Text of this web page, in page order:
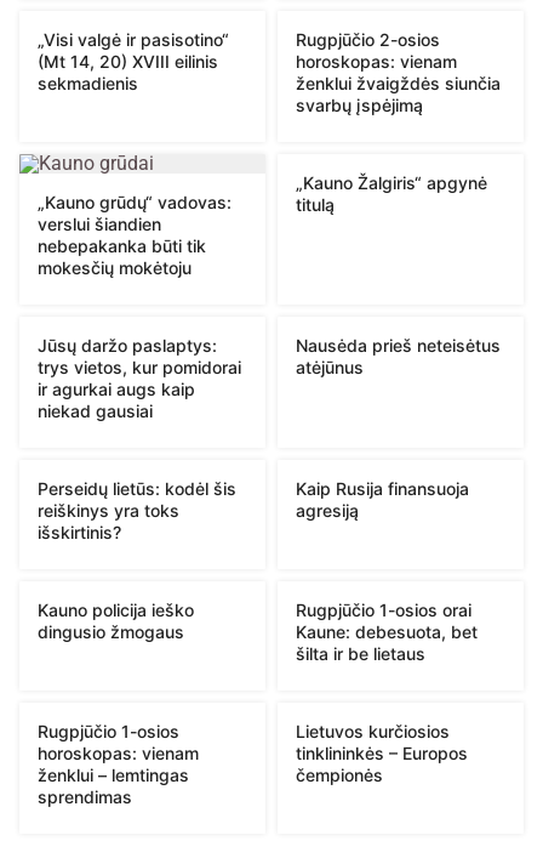
„Visi valgė ir pasisotino“
(Mt 14, 20) XVIII eilinis
sekmadienis
Rugpjūčio 2-osios
horoskopas: vienam
ženklui žvaigždės siunčia
svarbų įspėjimą
„Kauno grūdų“ vadovas:
verslui šiandien
nebepakanka būti tik
mokesčių mokėtoju
„Kauno Žalgiris“ apgynė
titulą
Jūsų daržo paslaptys:
trys vietos, kur pomidorai
ir agurkai augs kaip
niekad gausiai
Nausėda prieš neteisėtus
atėjūnus
Perseidų lietūs: kodėl šis
reiškinys yra toks
išskirtinis?
Kaip Rusija finansuoja
agresiją
Kauno policija ieško
dingusio žmogaus
Rugpjūčio 1-osios orai
Kaune: debesuota, bet
šilta ir be lietaus
Rugpjūčio 1-osios
horoskopas: vienam
ženklui – lemtingas
sprendimas
Lietuvos kurčiosios
tinklininkės – Europos
čempionės